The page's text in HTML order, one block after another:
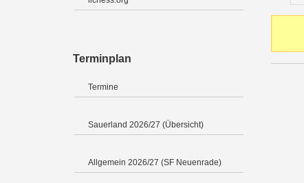
Terminplan
Termine
Sauerland 2026/27 (Übersicht)
Allgemein 2026/27 (SF Neuenrade)